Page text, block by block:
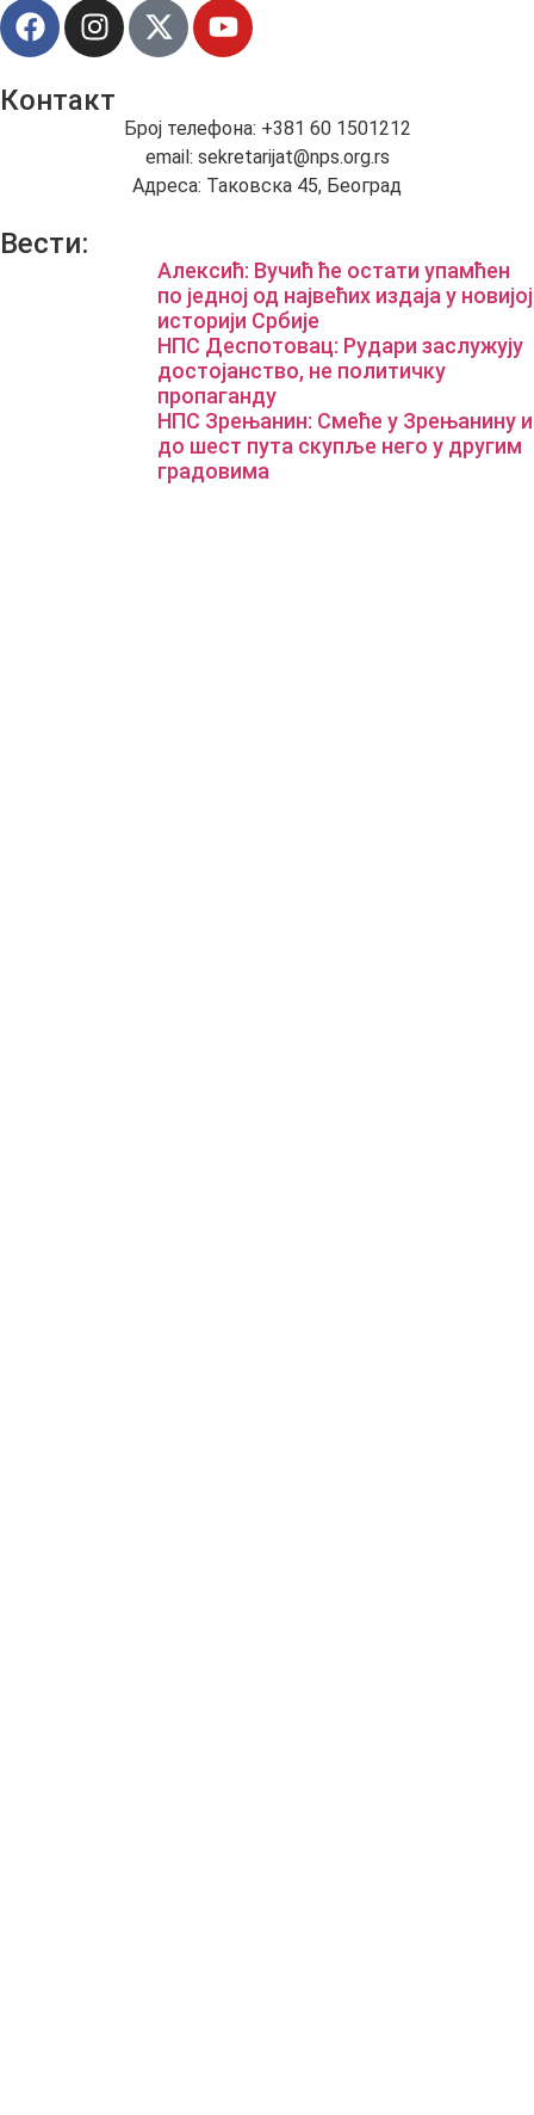
Контакт
Број телефона: +381 60 1501212
email: sekretarijat@nps.org.rs
Адреса: Таковска 45, Београд
Вести:
Алексић: Вучић ће остати упамћен
по једној од највећих издаја у новијој
историји Србије
НПС Деспотовац: Рудари заслужују
достојанство, не политичку
пропаганду
НПС Зрењанин: Смеће у Зрењанину и
до шест пута скупље него у другим
градовима